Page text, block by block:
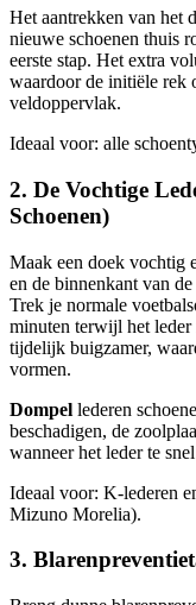
Het aantrekken van het
nieuwe schoenen thuis
eerste stap. Het extra
waardoor de initiële rek
veldoppervlak.
Ideaal voor: alle
2. De Vochtige
Schoenen)
Maak een doek vochtig
en de binnenkant van
Trek je normale
minuten terwijl het
tijdelijk buigzamer,
vormen.
Dompel lederen
beschadigen, de
wanneer het leder te
Ideaal voor: K-lederen
Mizuno Morelia).
3.